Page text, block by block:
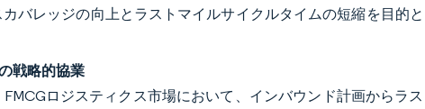
バレッジの向上とラストマイルサイクルタイムの短縮を目的
戦略的協業
ロジスティクス市場において、インバウンド計画からラ